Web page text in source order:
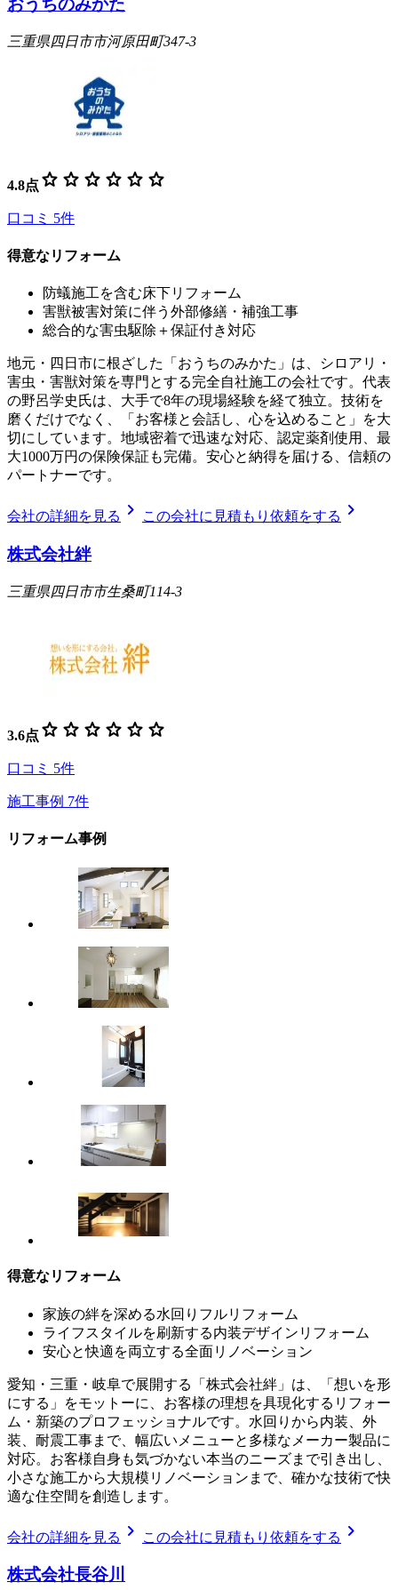
おうちのみかた
三重県四日市市河原田町347-3
4.8点 star star star star star star
口コミ 5件
得意なリフォーム
防蟻施工を含む床下リフォーム
害獣被害対策に伴う外部修繕・補強工事
総合的な害虫駆除＋保証付き対応
地元・四日市に根ざした「おうちのみかた」は、シロアリ・
害虫・害獣対策を専門とする完全自社施工の会社です。代表
の野呂学史氏は、大手で8年の現場経験を経て独立。技術を
磨くだけでなく、「お客様と会話し、心を込めること」を大
切にしています。地域密着で迅速な対応、認定薬剤使用、最
大1000万円の保険保証も完備。安心と納得を届ける、信頼の
パートナーです。
会社の詳細を見る chevron_right この会社に見積もり依頼をする chevron_right
株式会社絆
三重県四日市市生桑町114-3
3.6点 star star star star star star
口コミ 5件
施工事例 7件
リフォーム事例
得意なリフォーム
家族の絆を深める水回りフルリフォーム
ライフスタイルを刷新する内装デザインリフォーム
安心と快適を両立する全面リノベーション
愛知・三重・岐阜で展開する「株式会社絆」は、「想いを形
にする」をモットーに、お客様の理想を具現化するリフォー
ム・新築のプロフェッショナルです。水回りから内装、外
装、耐震工事まで、幅広いメニューと多様なメーカー製品に
対応。お客様自身も気づかない本当のニーズまで引き出し、
小さな施工から大規模リノベーションまで、確かな技術で快
適な住空間を創造します。
会社の詳細を見る chevron_right この会社に見積もり依頼をする chevron_right
株式会社長谷川